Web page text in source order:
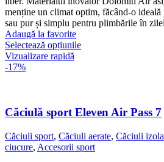
menține un climat optim, făcând-o ideală
sau pur și simplu pentru plimbările în
Adaugă la favorite
Selectează opțiunileAcest
Opțiunile
fi
alese
în
Vizualizare rapidă
-17%
Căciulă sport Eleven Air Pass 7
Căciuli sport, Căciuli aerate, Căciuli
ciucure, Accesorii sport